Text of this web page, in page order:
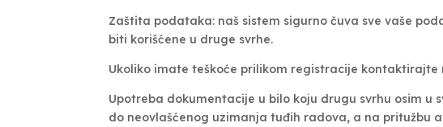
Zaštita podataka: naš sistem sigurno čuva sve vaše
biti korišćene u druge svrhe.
Ukoliko imate teškoće prilikom registracije kontaktirajte
Upotreba dokumentacije u bilo koju drugu svrhu osim
do neovlašćenog uzimanja tuđih radova, a na pritužbu